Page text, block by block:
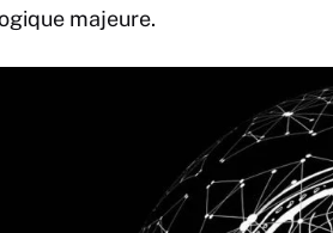
majeure.